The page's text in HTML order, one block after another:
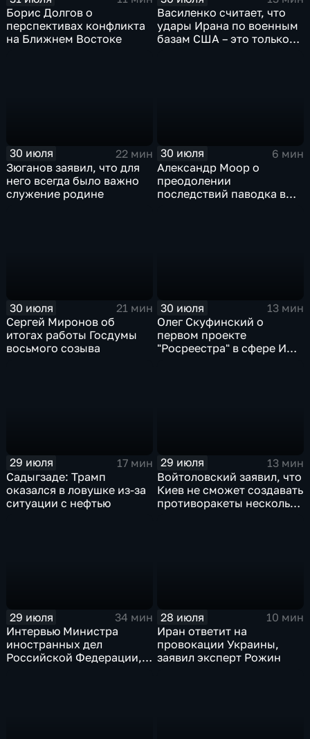
Борис Долгов о
перспективах конфликта
на Ближнем Востоке
Василенко считает, что
удары Ирана по военным
базам США – это только
30 июля
22 мин
Зюганов заявил, что для
него всегда было важно
служение родине
30 июля
6 мин
Александр Моор о
преодолении
последствий паводка в
30 июля
21 мин
Сергей Миронов об
итогах работы Госдумы
восьмого созыва
30 июля
13 мин
Олег Скуфинский о
первом проекте
"Росреестра" в сфере ИИ
29 июля
17 мин
Садыгзаде: Трамп
оказался в ловушке из-за
ситуации с нефтью
29 июля
13 мин
Войтоловский заявил, что
Киев не сможет создавать
противоракеты несколько
29 июля
34 мин
Интервью Министра
иностранных дел
Российской Федерации,
28 июля
10 мин
Иран ответит на
провокации Украины,
заявил эксперт Рожин